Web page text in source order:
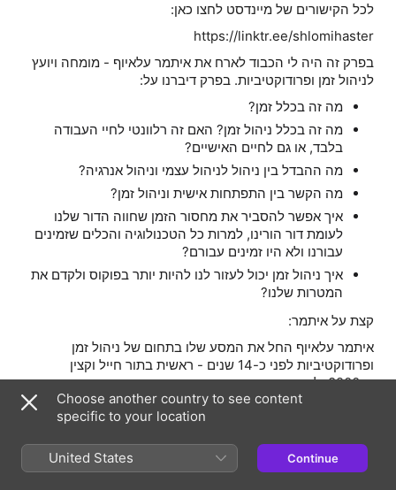
לכל הקישורים של מיינדסט לחצו כאן:
https://linktr.ee/shlomihaster
בפרק זה היה לי הכבוד לארח את איתמר עלאיוף - מומחה ויועץ
לניהול זמן ופרודוקטיביות. בפרק דיברנו על:
מה זה בכלל זמן?
מה זה בכלל ניהול זמן? האם זה רלוונטי לחיי העבודה
בלבד, או גם לחיים האישיים?
מה ההבדל בין ניהול לניהול עצמי וניהול אנרגיה?
מה הקשר בין התפתחות אישית וניהול זמן?
איך אפשר להסביר את מחסור הזמן שחווה הדור שלנו
לעומת דור הורינו, למרות כל הטכנולוגיה והכלים שזמינים
עבורנו ולא היו זמינים עבורם?
איך ניהול זמן יכול לעזור לנו להיות יותר בפוקוס ולקדם את
המטרות שלנו?
קצת על איתמר:
איתמר עלאיוף החל את המסע שלו בתחום של ניהול זמן
ופרודוקטיביות לפני כ-14 שנים - ראשית בתור חייל וקצין
ב-8200, לאחר מכן המשיך בסטארטאפים ובשנים האחרונות
הוא הקים את N-Zman כדי לייעץ, להדריך וללוות ארגונים
ואנשים בתהליך אישי כך שיוכלו לתכנן ולנהל את הזמן והמשימות
שלהם (בשעות העבודה ומחוצה לה) בצורה יעילה, רגועה ובכלים
Choose another country to see content
specific to your location
United States Continue